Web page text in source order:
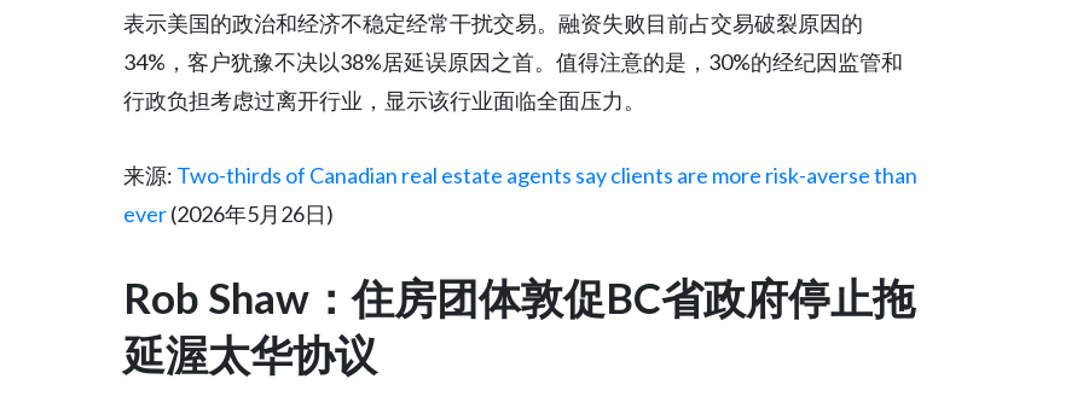
表示美国的政治和经济不稳定经常干扰交易。融资失败目前占交易破裂原因的
34%，客户犹豫不决以38%居延误原因之首。值得注意的是，30%的经纪因监管和
行政负担考虑过离开行业，显示该行业面临全面压力。
来源: Two-thirds of Canadian real estate agents say clients are more risk-averse than
ever(2026年5月26日)
Rob Shaw：住房团体敦促BC省政府停止拖
延渥太华协议